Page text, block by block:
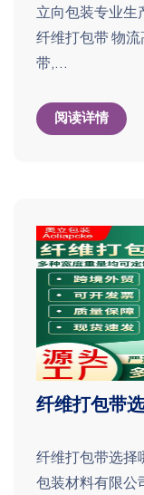
立向包装专业生
纤维打包带 物
带,...
阅读详情
纤维打包带
纤维打包带选择
包装材料有限公